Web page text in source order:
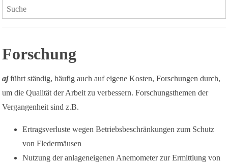
Search:
Forschung
ajführt ständig, häufig auch auf eigene Kosten, Forschungen durch,
um die Qualität der Arbeit zu verbessern. Forschungsthemen der
Vergangenheit sind z.B.
Ertragsverluste wegen Betriebsbeschränkungen zum Schutz
von Fledermäusen
Nutzung der anlageneigenen Anemometer zur Ermittlung von